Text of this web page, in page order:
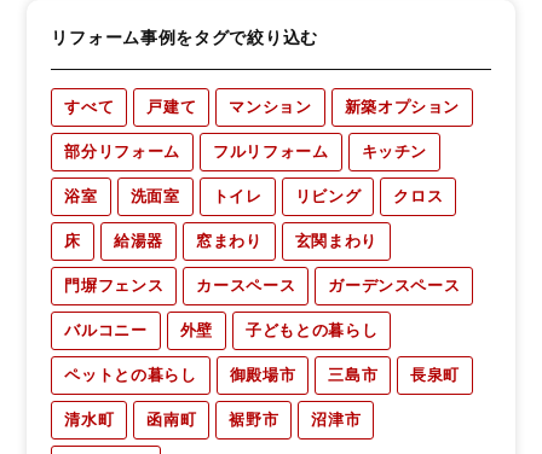
リフォーム事例をタグで絞り込む
すべて 戸建て マンション 新築オプション
部分リフォーム フルリフォーム キッチン
浴室 洗面室 トイレ リビング クロス
床 給湯器 窓まわり 玄関まわり
門塀フェンス カースペース ガーデンスペース
バルコニー 外壁 子どもとの暮らし
ペットとの暮らし 御殿場市 三島市 長泉町
清水町 函南町 裾野市 沼津市